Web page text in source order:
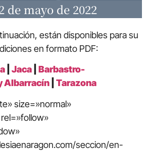
de mayo de 2022
están disponibles para su
en formato PDF:
Jaca
Barbastro-
Albarracín
Tarazona
size=»normal»
seccion/en-